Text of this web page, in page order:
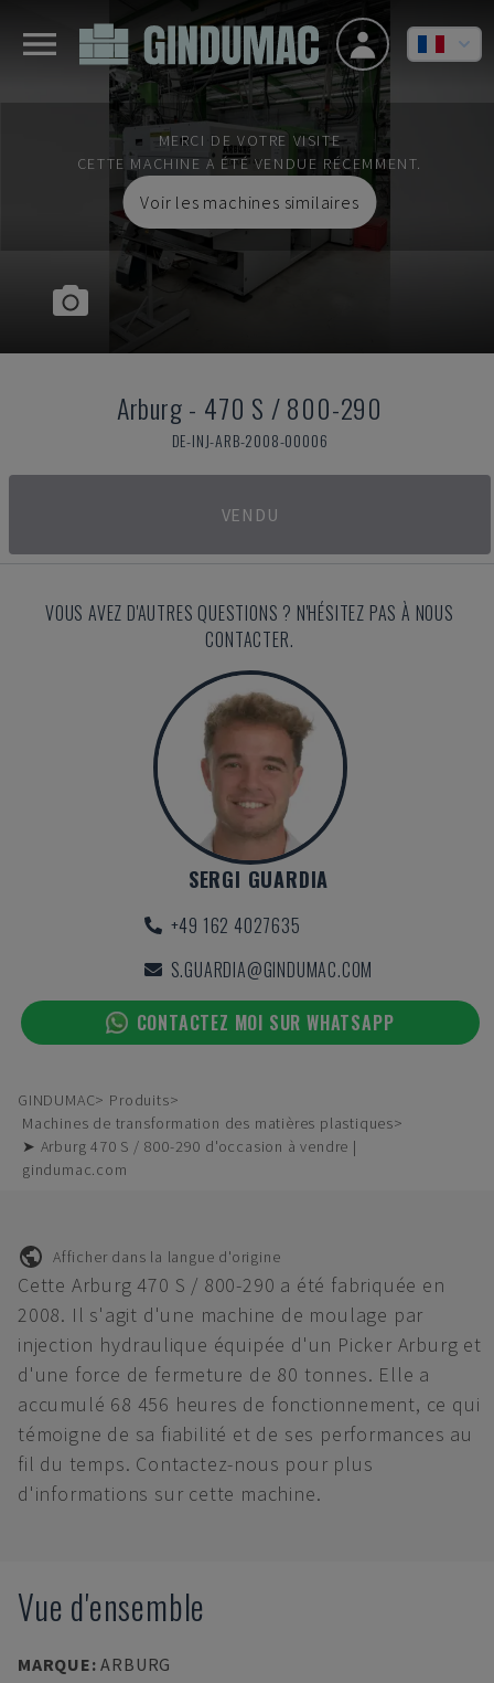
MERCI DE VOTRE VISITE
CETTE MACHINE A ÉTÉ VENDUE RÉCEMMENT.
Voir les machines similaires
Arburg- 470 S / 800-290
DE-INJ-ARB-2008-00006
VENDU
VOUS AVEZ D'AUTRES QUESTIONS ? N'HÉSITEZ PAS À NOUS
CONTACTER.
SERGI GUARDIA
+49 162 4027635
S.GUARDIA@GINDUMAC.COM
CONTACTEZ MOI SUR WHATSAPP
GINDUMAC
Produits
Machines de transformation des matières plastiques
➤ Arburg 470 S / 800-290 d'occasion à vendre |
gindumac.com
Afficher dans la langue d'origine
Cette Arburg 470 S / 800-290 a été fabriquée en
2008. Il s'agit d'une machine de moulage par
injection hydraulique équipée d'un Picker Arburg et
d'une force de fermeture de 80 tonnes. Elle a
accumulé 68 456 heures de fonctionnement, ce qui
témoigne de sa fiabilité et de ses performances au
fil du temps. Contactez-nous pour plus
d'informations sur cette machine.
Vue d'ensemble
MARQUE:ARBURG